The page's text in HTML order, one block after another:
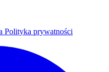
Polityka prywatności